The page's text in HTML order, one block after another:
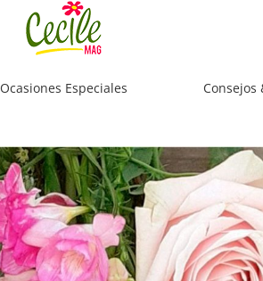
Ocasiones Especiales Consejos